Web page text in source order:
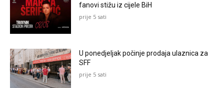
fanovi stižu iz cijele BiH
prije 5 sati
U ponedjeljak počinje prodaja ulaznica za
SFF
prije 5 sati